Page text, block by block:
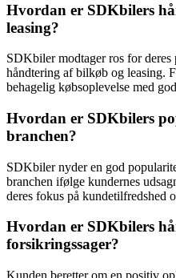
Hvordan er SDKbilers
leasing?
SDKbiler modtager ros for
håndtering af bilkøb og leasing.
behagelig købsoplevelse med
Hvordan er SDKbilers
branchen?
SDKbiler nyder en god
branchen ifølge kundernes
deres fokus på kundetilfredshed
Hvordan er SDKbilers
forsikringssager?